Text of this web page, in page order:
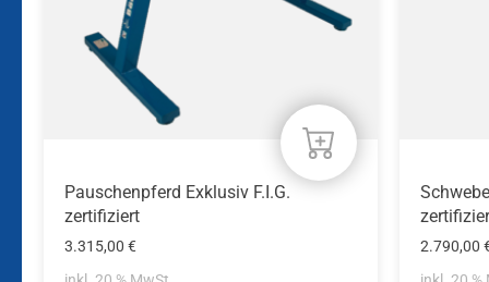
Pauschenpferd Exklusiv F.I.G.
zertifiziert
3.315,00€
2.790,00